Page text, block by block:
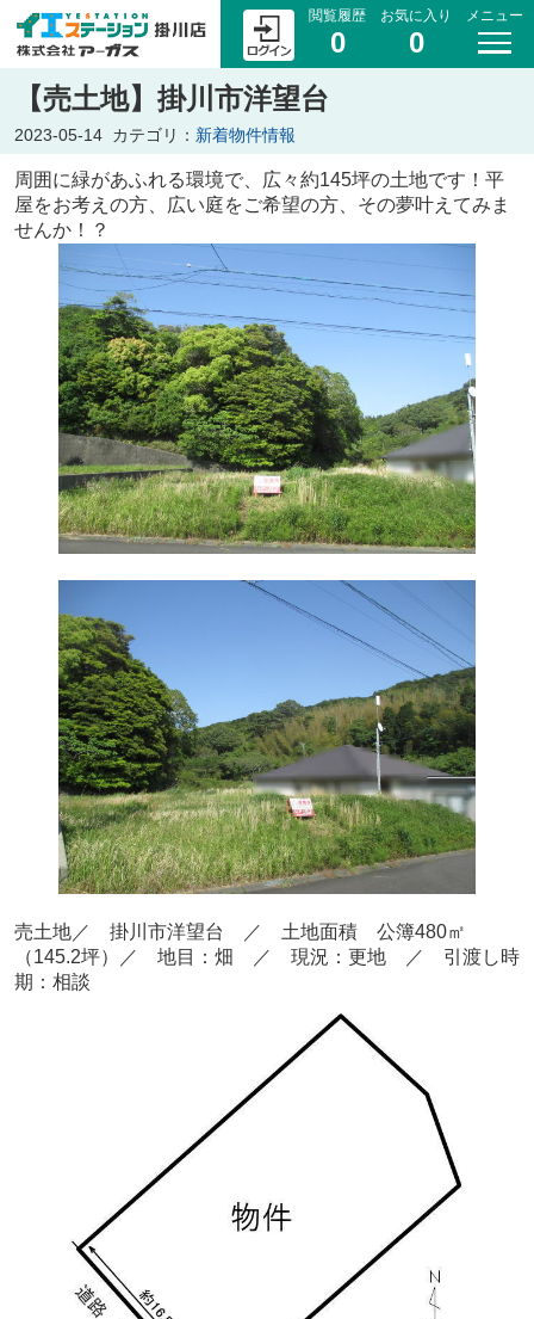
閲覧履歴
0
お気に入り
0
メニュー
【売土地】掛川市洋望台
2023-05-14 カテゴリ： 新着物件情報
周囲に緑があふれる環境で、広々約145坪の土地です！平
屋をお考えの方、広い庭をご希望の方、その夢叶えてみま
せんか！？
売土地／ 掛川市洋望台
／ 土地面積 公簿480㎡
（145.2坪）／ 地目：畑
／ 現況：更地 ／ 引渡し時
期：相談